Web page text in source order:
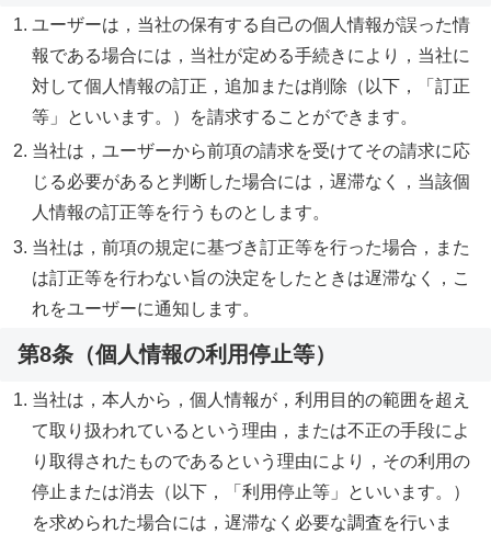
ユーザーは，当社の保有する自己の個人情報が誤った情
報である場合には，当社が定める手続きにより，当社に
対して個人情報の訂正，追加または削除（以下，「訂正
等」といいます。）を請求することができます。
当社は，ユーザーから前項の請求を受けてその請求に応
じる必要があると判断した場合には，遅滞なく，当該個
人情報の訂正等を行うものとします。
当社は，前項の規定に基づき訂正等を行った場合，また
は訂正等を行わない旨の決定をしたときは遅滞なく，こ
れをユーザーに通知します。
第8条（個人情報の利用停止等）
当社は，本人から，個人情報が，利用目的の範囲を超え
て取り扱われているという理由，または不正の手段によ
り取得されたものであるという理由により，その利用の
停止または消去（以下，「利用停止等」といいます。）
を求められた場合には，遅滞なく必要な調査を行いま